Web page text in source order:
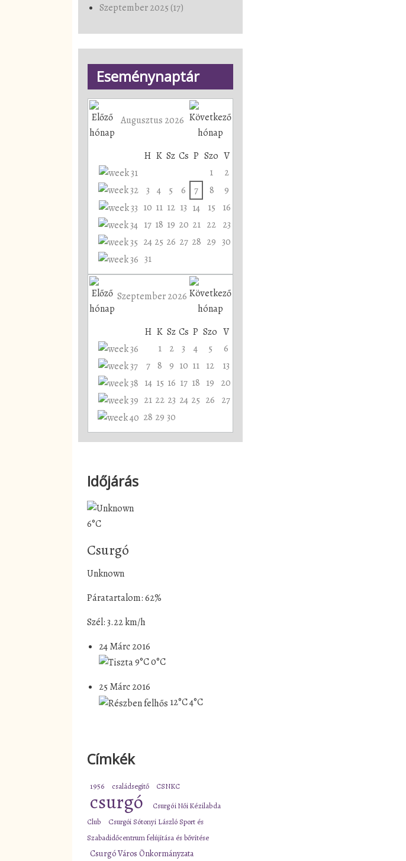
Szeptember 2025 (17)
Eseménynaptár
Augusztus 2026
H K Sz Cs P Szo V
1
2
3 4 5 6 7 8
9
10 11 12 13 14 15
16
17 18 19 20 21 22 23
24 25 26 27 28 29 30
31
Szeptember 2026
H K Sz Cs P Szo V
1
2 3 4 5
6
7 8 9 10 11 12
13
14 15 16 17 18 19 20
21 22 23 24 25 26 27
28 29 30
Időjárás
6°C
Csurgó
Unknown
Páratartalom: 62%
Szél: 3.22 km/h
24 Márc 2016
9°C0°C
25 Márc 2016
12°C4°C
Címkék
1956 családsegítő CSNKC
csurgó
Csurgói Női Kézilabda
Club
Csurgói Sótonyi László Sport és
Szabadidőcentrum felújítása és bővítése
Csurgó Város Önkormányzata